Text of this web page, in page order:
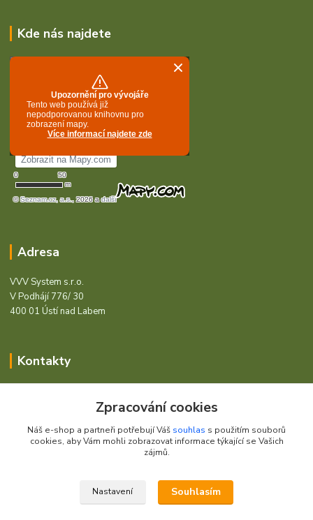
Kde nás najdete
Adresa
VVV System s.r.o.
V Podhájí 776/ 30
400 01 Ústí nad Labem
Kontakty
+420 472744350
Po - Pá 8:00 - 15:00
Zpracování cookies
Náš e-shop a partneři potřebují Váš souhlas s použitím souborů
cookies, aby Vám mohli zobrazovat informace týkající se Vašich
zájmů.
Nastavení Souhlasím